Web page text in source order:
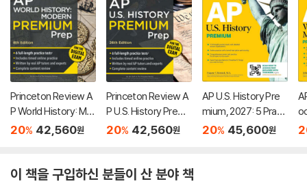
Princeton Review A
P World History: Mo
dern Premium Prep,
ctice Online + Cont
20% 42,560원
Princeton Review A
P U.S. History Premi
um Prep, 26th Editio
line + Content Revie
20% 42,560원
AP U.S. History Pre
mium, 2027: 5 Practi
ce Tests + Compre
20% 45,600원
이 책을 구입하신 분들이 산 분야 책